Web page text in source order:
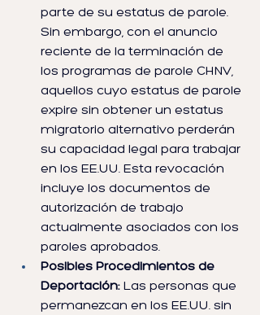
parte de su estatus de parole.
Sin embargo, con el anuncio
reciente de la terminación de
los programas de parole CHNV,
aquellos cuyo estatus de parole
expire sin obtener un estatus
migratorio alternativo perderán
su capacidad legal para trabajar
en los EE.UU. Esta revocación
incluye los documentos de
autorización de trabajo
actualmente asociados con los
paroles aprobados.
Posibles Procedimientos de
Deportación: Las personas que
permanezcan en los EE.UU. sin